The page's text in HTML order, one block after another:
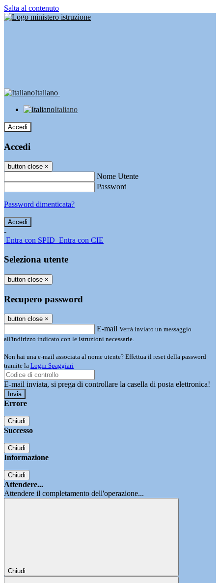
Salta al contenuto
Italiano
Italiano
Accedi
Accedi
button close ×
Nome Utente
Password
Password dimenticata?
-
Entra con SPID Entra con CIE
Seleziona utente
button close ×
Recupero password
button close ×
E-mail Verrà inviato un messaggio
all'indirizzo indicato con le istruzioni necessarie.
Non hai una e-mail associata al nome utente? Effettua il reset della password
tramite la Login Spaggiari
E-mail inviata, si prega di controllare la casella di posta elettronica!
Errore
Chiudi
Successo
Chiudi
Informazione
Chiudi
Attendere...
Attendere il completamento dell'operazione...
Chiudi